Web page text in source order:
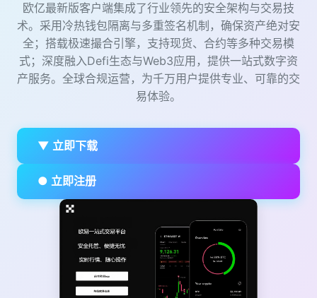
◆ 使用指南
◆ 社区
欧亿最新版客户端集成了行业领先的安全架构与交易技
术。采用冷热钱包隔离与多重签名机制，确保资产绝对安
全；搭载极速撮合引擎，支持现货、合约等多种交易模
式；深度融入Defi生态与Web3应用，提供一站式数字资
产服务。全球合规运营，为千万用户提供专业、可靠的交
易体验。
▼ 立即下载
● 立即注册